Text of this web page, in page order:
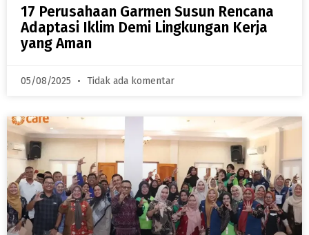
17 Perusahaan Garmen Susun Rencana
Adaptasi Iklim Demi Lingkungan Kerja
yang Aman
05/08/2025 Tidak ada komentar